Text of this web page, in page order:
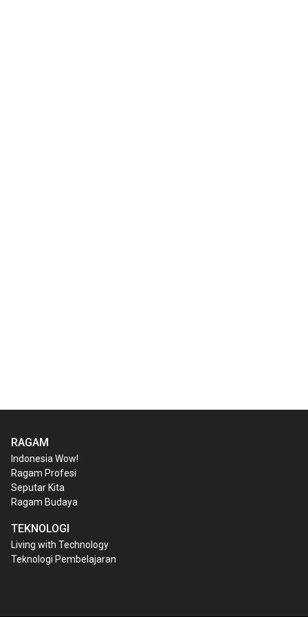
RAGAM
Indonesia Wow!
Ragam Profesi
Seputar Kita
Ragam Budaya
TEKNOLOGI
Living with Technology
Teknologi Pembelajaran